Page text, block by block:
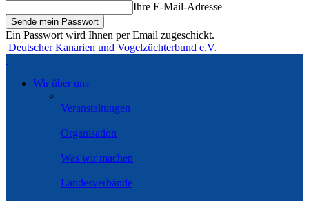
Ihre E-Mail-Adresse
Ein Passwort wird Ihnen per Email zugeschickt.
Deutscher Kanarien und Vogelzüchterbund e.V.
Wir über uns
Veranstaltungen
Organisation
Was wir machen
Landesverbände